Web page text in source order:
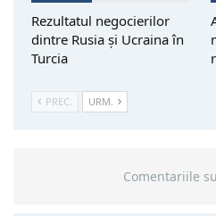
Rezultatul negocierilor
dintre Rusia și Ucraina în
Turcia
PREC. URM.
Comentariile